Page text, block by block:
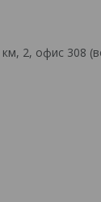
2, офис 308